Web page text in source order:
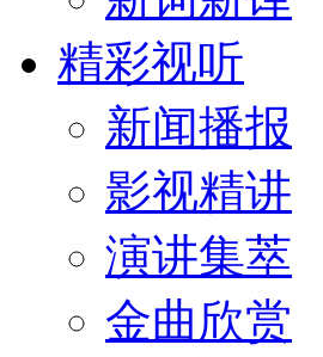
精彩视听
新闻播报
影视精讲
演讲集萃
金曲欣赏